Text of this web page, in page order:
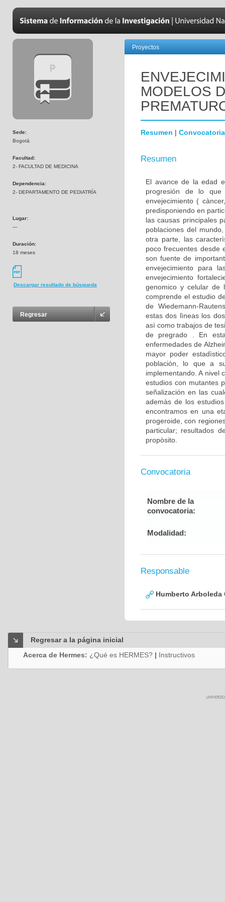
Sede:
Bogotá
Facultad:
2- FACULTAD DE MEDICINA
Dependencia:
2- DEPARTAMENTO DE PEDIATRÍA
Lugar:
---
Duración:
18 meses
Descargar resultado de búsqueda
Regresar
Proyectos
MODELOS
Resumen | Convocatoria
Resumen
El avance de la edad
progresión de lo que
envejecimiento (
predisponiendo en
las causas principales
poblaciones del
otra parte, las
poco frecuentes desde
son fuente de
envejecimiento para
envejecimiento
genomico y celular de
comprende el estudio
de Wiedemann-
estas dos lìneas los
asì como trabajos de
de pregrado . En
enfermedades de
mayor poder
población, lo que a
implementando. A nivel
estudios con mutantes
señalización en las
ademàs de los
encontramos en una
progeroide, con
particular; resultados
propòsito.
Convocatoria
Nombre de la
convocatoria:
Modalidad:
Responsable
Humberto Arboleda
Regresar a la página inicial
Acerca de Hermes: ¿Qué es HERMES? | Instructivos